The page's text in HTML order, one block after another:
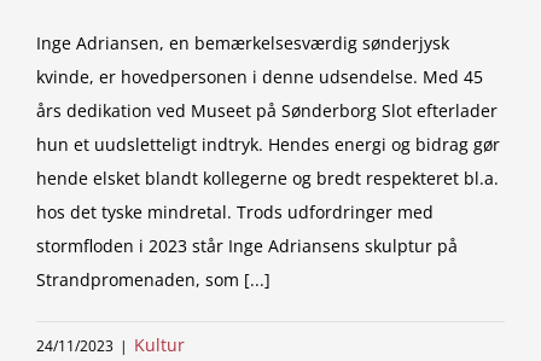
Inge Adriansen, en bemærkelsesværdig sønderjysk
kvinde, er hovedpersonen i denne udsendelse. Med 45
års dedikation ved Museet på Sønderborg Slot efterlader
hun et uudsletteligt indtryk. Hendes energi og bidrag gør
hende elsket blandt kollegerne og bredt respekteret bl.a.
hos det tyske mindretal. Trods udfordringer med
stormfloden i 2023 står Inge Adriansens skulptur på
Strandpromenaden, som [...]
24/11/2023 | Kultur